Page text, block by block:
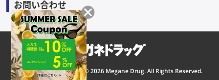
お問い合わせ
Copyright © 2026 Megane Drug. All Rights Reserved.